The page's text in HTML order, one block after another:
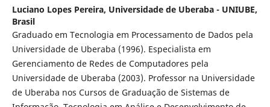
Luciano Lopes Pereira, Universidade de Uberaba - UNIUBE,
Brasil
Graduado em Tecnologia em Processamento de Dados pela
Universidade de Uberaba (1996). Especialista em
Gerenciamento de Redes de Computadores pela
Universidade de Uberaba (2003). Professor na Universidade
de Uberaba nos Cursos de Graduação de Sistemas de